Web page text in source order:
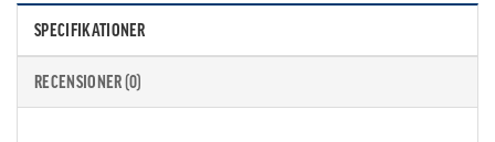
SPECIFIKATIONER
RECENSIONER (0)